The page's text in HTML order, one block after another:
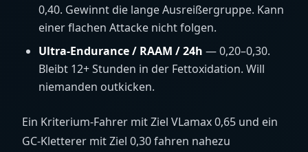
0,40. Gewinnt die lange Ausreißergruppe. Kann
einer flachen Attacke nicht folgen.
Ultra-Endurance / RAAM / 24h — 0,20–0,30.
Bleibt 12+ Stunden in der Fettoxidation. Will
niemanden outkicken.
Ein Kriterium-Fahrer mit Ziel VLamax 0,65 und ein
GC-Kletterer mit Ziel 0,30 fahren nahezu